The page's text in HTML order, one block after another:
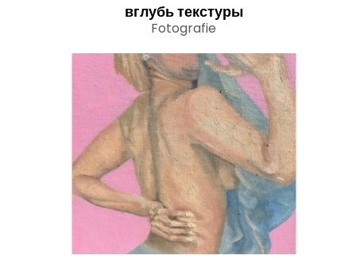
вглубь текстуры
Fotografie